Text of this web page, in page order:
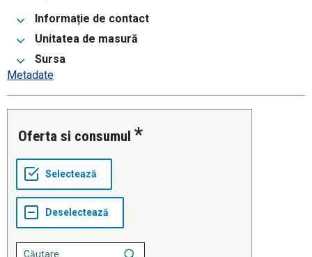
Informație de contact
Unitatea de masură
Sursa
Metadate
Oferta si consumul